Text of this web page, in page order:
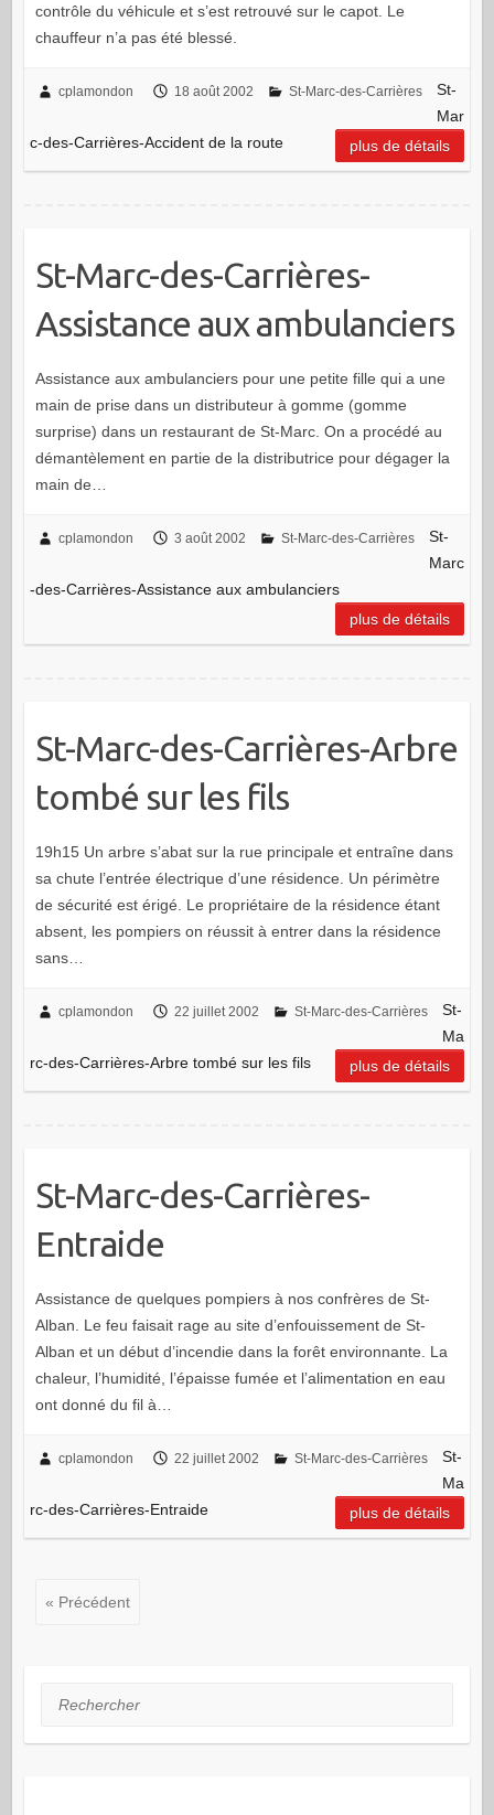
contrôle du véhicule et s’est retrouvé sur le capot. Le
chauffeur n’a pas été blessé.
cplamondon 18 août 2002 St-Marc-des-Carrières
St-
Mar
c-des-Carrières-Accident de la route
plus de détails
St-Marc-des-Carrières-
Assistance aux ambulanciers
Assistance aux ambulanciers pour une petite fille qui a une
main de prise dans un distributeur à gomme (gomme
surprise) dans un restaurant de St-Marc. On a procédé au
démantèlement en partie de la distributrice pour dégager la
main de…
cplamondon 3 août 2002 St-Marc-des-Carrières
St-
Marc
-des-Carrières-Assistance aux ambulanciers
plus de détails
St-Marc-des-Carrières-Arbre
tombé sur les fils
19h15 Un arbre s’abat sur la rue principale et entraîne dans
sa chute l’entrée électrique d’une résidence. Un périmètre
de sécurité est érigé. Le propriétaire de la résidence étant
absent, les pompiers on réussit à entrer dans la résidence
sans…
cplamondon 22 juillet 2002 St-Marc-des-Carrières
St-
Ma
rc-des-Carrières-Arbre tombé sur les fils
plus de détails
St-Marc-des-Carrières-
Entraide
Assistance de quelques pompiers à nos confrères de St-
Alban. Le feu faisait rage au site d’enfouissement de St-
Alban et un début d’incendie dans la forêt environnante. La
chaleur, l’humidité, l’épaisse fumée et l’alimentation en eau
ont donné du fil à…
cplamondon 22 juillet 2002 St-Marc-des-Carrières
St-
Ma
rc-des-Carrières-Entraide
plus de détails
« Précédent
Rechercher